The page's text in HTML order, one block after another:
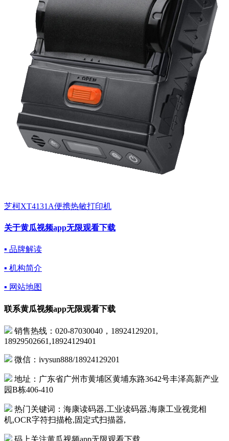
芝柯XT4131A便携热敏打印机
关于黄瓜视频app无限观看下载
▪ 品牌解读
▪ 机构简介
▪ 网站地图
联系黄瓜视频app无限观看下载
销售热线：020-87030040，18924129201,
18929502661,18924129401
微信：ivysun888/18924129201
地址：广东省广州市黄埔区黄埔东路3642号丰泽高新产业
园B栋406-410
热门关键词：海康读码器,工业读码器,海康工业视觉相
机,OCR字符扫描枪,固定式扫描器,
码上关注黄瓜视频app无限观看下载